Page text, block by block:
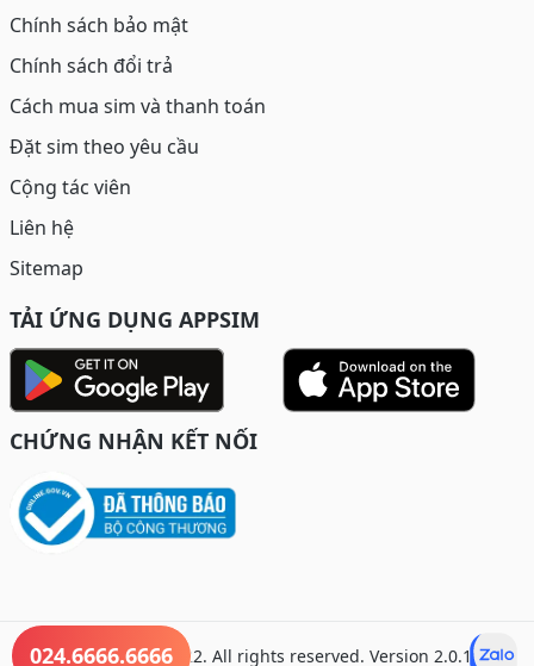
Chính sách bảo mật
Chính sách đổi trả
Cách mua sim và thanh toán
Đặt sim theo yêu cầu
Cộng tác viên
Liên hệ
Sitemap
TẢI ỨNG DỤNG APPSIM
CHỨNG NHẬN KẾT NỐI
© Copyright 2022. All rights reserved. Version 2.0.1
024.6666.6666